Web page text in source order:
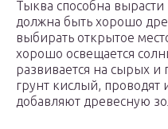
Тыква способна
должна быть хорошо
выбирать открытое
хорошо освещается
развивается на сырых и
грунт кислый, проводят
добавляют древесную